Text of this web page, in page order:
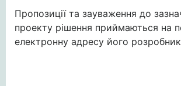
Пропозиції та зауваження до
проекту рішення приймаються на
електронну адресу його